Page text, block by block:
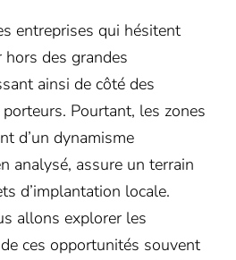
entreprises qui hésitent
hors des grandes
ainsi de côté des
Pourtant, les zones
d’un dynamisme
analysé, assure un terrain
d’implantation locale.
allons explorer les
ces opportunités souvent